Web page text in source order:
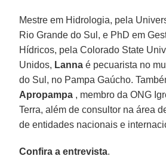
Mestre em Hidrologia, pela
Rio Grande do Sul, e PhD em
Hídricos, pela Colorado State
Unidos, Lanna é pecuarista no
do Sul, no Pampa Gaúcho.
Apropampa , membro da ONG
Terra, além de consultor na área
de entidades nacionais e
Confira a entrevista.